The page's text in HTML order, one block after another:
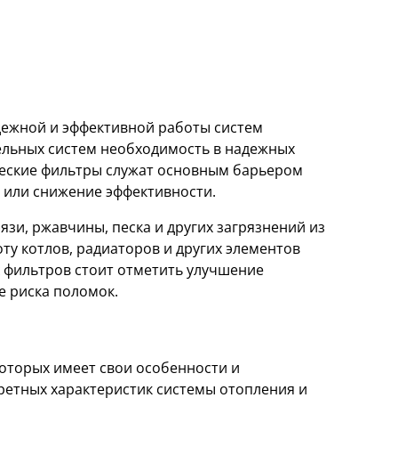
и эффективной работы систем
систем необходимость в надежных
фильтры служат основным барьером
снижение эффективности.
ржавчины, песка и других загрязнений из
котлов, радиаторов и других элементов
стоит отметить улучшение
риска поломок.
имеет свои особенности и
характеристик системы отопления и